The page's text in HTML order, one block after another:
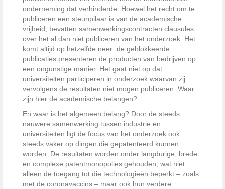
onderneming dat verhinderde. Hoewel het recht om te
publiceren een steunpilaar is van de academische
vrijheid, bevatten ­samenwerkingscontracten clausules
over het al dan niet publiceren van het onderzoek. Het
komt altijd op hetzelfde neer: de geblokkeerde
publicaties presenteren de producten van bedrijven op
een ongunstige manier. Het gaat niet op dat
universiteiten participeren in onderzoek waarvan zij
vervolgens de resultaten niet mogen ­publiceren. Waar
zijn hier de academische belangen?
En waar is het algemeen belang? Door de steeds
nauwere samen­werking tussen industrie en
universiteiten ligt de focus van het onderzoek ook
steeds vaker op dingen die gepatenteerd kunnen
worden. De resul­taten worden onder langdurige, ­brede
en complexe patentmono­polies gehouden, wat niet
alleen de toegang tot die technologieën ­beperkt – zoals
met de coronavaccins – maar ook hun verdere